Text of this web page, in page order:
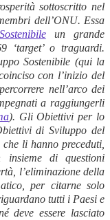
sottoscritto nel
dell’ONU. Essa
un grande
‘target’ o traguardi.
Sostenibile (qui la
con l’inizio del
nell’arco dei
a raggiungerli
). Gli Obiettivi per lo
di Sviluppo del
li hanno preceduti,
insieme di questioni
l’eliminazione della
per citarne solo
tutti i Paesi e
deve essere lasciato